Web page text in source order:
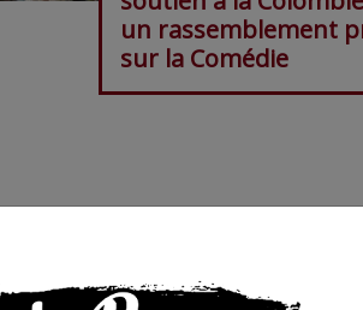
un rassemblement
sur la Comédie